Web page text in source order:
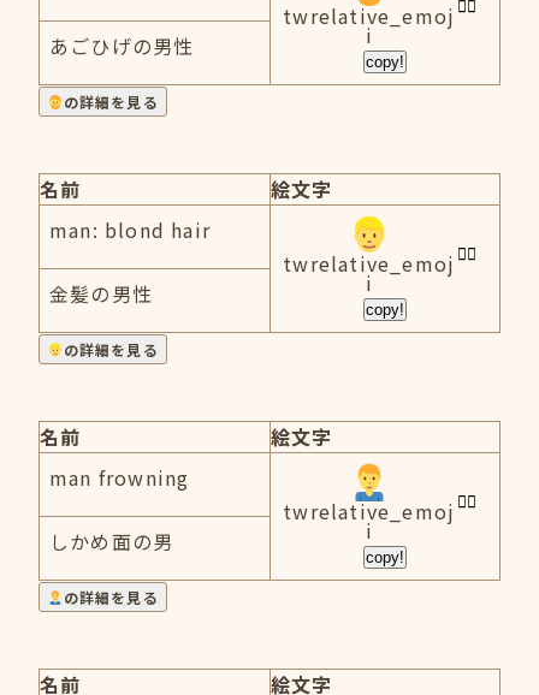
twrelative_emoj
i
copy!
あごひげの男性
の詳細を見る
名前
絵文字
man: blond hair
twrelative_emoj
i
copy!
金髪の男性
の詳細を見る
名前
絵文字
man frowning
twrelative_emoj
i
copy!
しかめ面の男
の詳細を見る
名前
絵文字